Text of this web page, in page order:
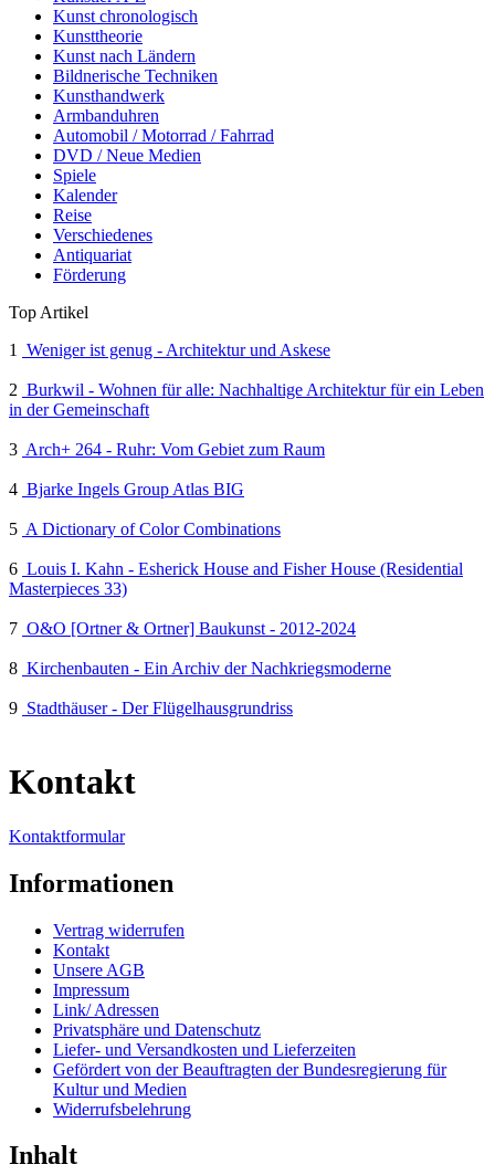
Kunst chronologisch
Kunsttheorie
Kunst nach Ländern
Bildnerische Techniken
Kunsthandwerk
Armbanduhren
Automobil / Motorrad / Fahrrad
DVD / Neue Medien
Spiele
Kalender
Reise
Verschiedenes
Antiquariat
Förderung
Top Artikel
1
Weniger ist genug - Architektur und Askese
2 Burkwil - Wohnen für alle: Nachhaltige Architektur für ein Leben
in der Gemeinschaft
3 Arch+ 264 - Ruhr: Vom Gebiet zum Raum
4 Bjarke Ingels Group Atlas BIG
5 A Dictionary of Color Combinations
6 Louis I. Kahn - Esherick House and Fisher House (Residential
Masterpieces 33)
7 O&O [Ortner & Ortner] Baukunst - 2012-2024
8 Kirchenbauten - Ein Archiv der Nachkriegsmoderne
9 Stadthäuser - Der Flügelhausgrundriss
Kontakt
Kontaktformular
Informationen
Vertrag widerrufen
Kontakt
Unsere AGB
Impressum
Link/ Adressen
Privatsphäre und Datenschutz
Liefer- und Versandkosten und Lieferzeiten
Gefördert von der Beauftragten der Bundesregierung für
Kultur und Medien
Widerrufsbelehrung
Inhalt